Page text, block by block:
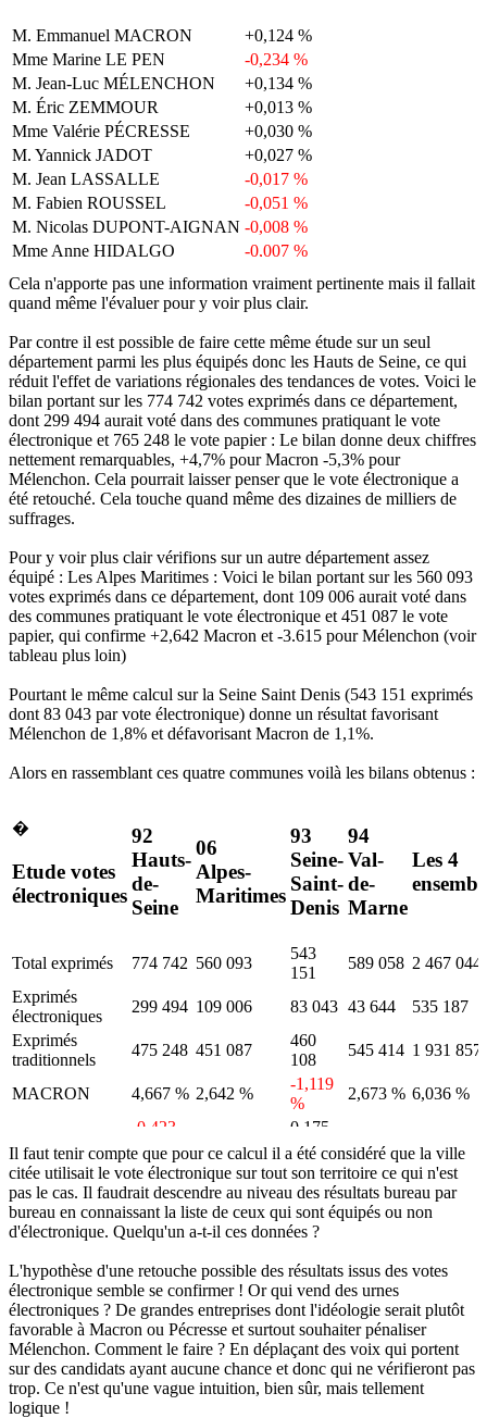
M. Emmanuel MACRON
+0,124 %
Mme Marine LE PEN
-0,234 %
M. Jean-Luc MÉLENCHON
+0,134 %
M. Éric ZEMMOUR
+0,013 %
Mme Valérie PÉCRESSE
+0,030 %
M. Yannick JADOT
+0,027 %
M. Jean LASSALLE
-0,017 %
M. Fabien ROUSSEL
-0,051 %
M. Nicolas DUPONT-AIGNAN -0,008 %
Mme Anne HIDALGO
-0,007 %
M. Philippe POUTOU
-0,005 %
Mme Nathalie ARTHAUD
-0,005 %
Cela n'apporte pas une information vraiment pertinente mais il fallait
quand même l'évaluer pour y voir plus clair.
Par contre il est possible de faire cette même étude sur un seul
département parmi les plus équipés donc les Hauts de Seine, ce qui
réduit l'effet de variations régionales des tendances de votes. Voici le
bilan portant sur les 774 742 votes exprimés dans ce département,
dont 299 494 aurait voté dans des communes pratiquant le vote
électronique et 765 248 le vote papier : Le bilan donne deux chiffres
nettement remarquables, +4,7% pour Macron -5,3% pour
Mélenchon. Cela pourrait laisser penser que le vote électronique a
été retouché. Cela touche quand même des dizaines de milliers de
suffrages.
Pour y voir plus clair vérifions sur un autre département assez
équipé : Les Alpes Maritimes : Voici le bilan portant sur les 560 093
votes exprimés dans ce département, dont 109 006 aurait voté dans
des communes pratiquant le vote électronique et 451 087 le vote
papier, qui confirme +2,642 Macron et -3.615 pour Mélenchon (voir
tableau plus loin)
Pourtant le même calcul sur la Seine Saint Denis (543 151 exprimés
dont 83 043 par vote électronique) donne un résultat favorisant
Mélenchon de 1,8% et défavorisant Macron de 1,1%.
Alors en rassemblant ces quatre communes voilà les bilans obtenus :
�
Etude votes
électroniques
92
Hauts-
de-
Seine
06
Alpes-
Maritimes
93
Seine-
Saint-
Denis
94
Val-
de-
Marne
Les 4
Total exprimés 774 742 560 093
543
151
589 058 2 467 044
Exprimés
électroniques
299 494 109 006 83 043 43 644
535 187
Exprimés
traditionnels
475 248 451 087
460
108
545 414 1 931 857
MACRON 4,667 % 2,642 %
-1,119
%
2,673 % 6,036 %
-0,423
%
0,175
%
MÉLENCHON
-5,264
%
-3,615 %
1,767
%
-5,244
%
-6,320 %
ZEMMOUR 0,163 % 0,474 %
-0,209
%
0,671 % 0,416 %
PÉCRESSE 0,977 % 2,218 %
%
1,181 % 2,010 %
JADOT 0,541 % 0,235 %
-0,501
%
0,320 % 0,632 %
DUPONT-
AIGNAN
-0,032
%
0,100 %
-0,069
%
-0,004
%
-0,097 %
LASSALLE
-0,058
-0,399 %
-0,016
0,080 % -0,125 %
Il faut tenir compte que pour ce calcul il a été considéré que la ville
citée utilisait le vote électronique sur tout son territoire ce qui n'est
pas le cas. Il faudrait descendre au niveau des résultats bureau par
bureau en connaissant la liste de ceux qui sont équipés ou non
d'électronique. Quelqu'un a-t-il ces données ?
L'hypothèse d'une retouche possible des résultats issus des votes
électronique semble se confirmer ! Or qui vend des urnes
électroniques ? De grandes entreprises dont l'idéologie serait plutôt
favorable à Macron ou Pécresse et surtout souhaiter pénaliser
Mélenchon. Comment le faire ? En déplaçant des voix qui portent
sur des candidats ayant aucune chance et donc qui ne vérifieront pas
trop. Ce n'est qu'une vague intuition, bien sûr, mais tellement
logique !